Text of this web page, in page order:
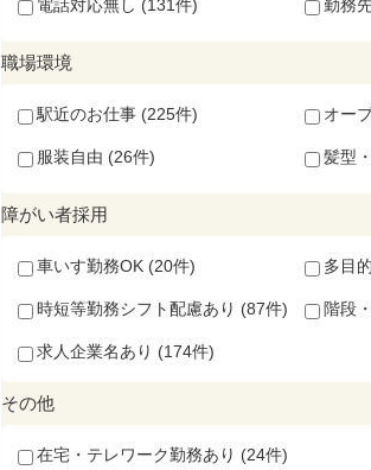
電話対応無し (131件) 勤務
職場環境
駅近のお仕事 (225件) オー
服装自由 (26件) 髪型
障がい者採用
車いす勤務OK (20件) 多目
時短等勤務シフト配慮あり (87件) 階段
求人企業名あり (174件)
その他
在宅・テレワーク勤務あり (24件)